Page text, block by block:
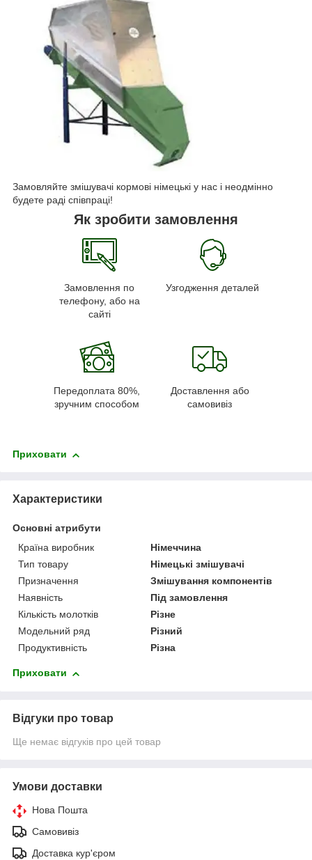
Замовляйте змішувачі кормові німецькі у нас і неодмінно
будете раді співпраці!
Як зробити замовлення
Замовлення по
телефону, або на
сайті
Узгодження деталей
Передоплата 80%,
зручним способом
Доставлення або
самовивіз
Приховати
Характеристики
Основні атрибути
Країна виробник
Німеччина
Тип товару
Німецькі змішувачі
Призначення
Змішування компонентів
Наявність
Під замовлення
Кількість молотків
Різне
Модельний ряд
Різний
Продуктивність
Різна
Приховати
Відгуки про товар
Ще немає відгуків про цей товар
Умови доставки
Нова Пошта
Самовивіз
Доставка кур'єром